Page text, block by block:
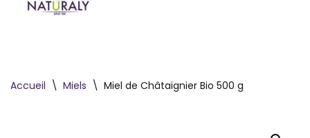
Accueil \ Miels \ Miel de Châtaignier Bio 500 g